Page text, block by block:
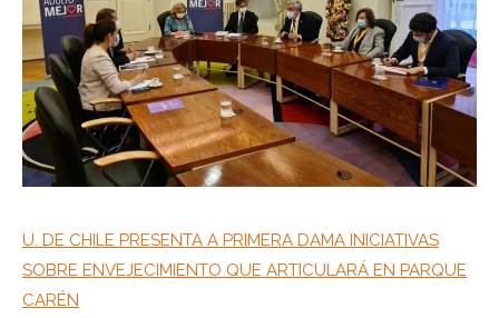
U. DE CHILE PRESENTA A PRIMERA DAMA INICIATIVAS
SOBRE ENVEJECIMIENTO QUE ARTICULARÁ EN PARQUE
CARÉN